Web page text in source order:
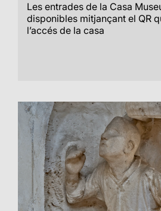
Les entrades de la Casa
disponibles mitjançant el QR
l’accés de la casa